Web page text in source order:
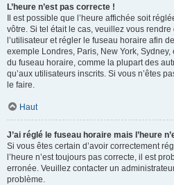
L’heure n’est pas correcte !
Il est possible que l’heure affichée soit
vôtre. Si tel était le cas, veuillez vous
l’utilisateur et régler le fuseau horaire afin
exemple Londres, Paris, New York,
du fuseau horaire, comme la plupart des
qu’aux utilisateurs inscrits. Si vous n’êtes
le faire.
Haut
J’ai réglé le fuseau horaire mais l’heure
Si vous êtes certain d’avoir correctement
l’heure n’est toujours pas correcte, il est
erronée. Veuillez contacter un
problème.